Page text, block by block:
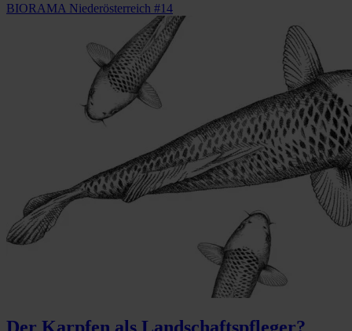
BIORAMA Niederösterreich #14
Der Karpfen als Landschaftspfleger?